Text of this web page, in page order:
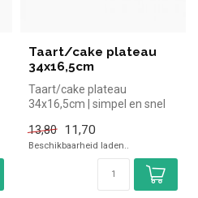
Taart/cake plateau
34x16,5cm
Taart/cake plateau
34x16,5cm | simpel en snel
Overzicht...
13,80 11,70
Beschikbaarheid laden..